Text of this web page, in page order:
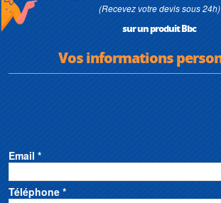
(Recevez votre devis sous 24h)
sur un produit Bbc
Vos informations
Email *
Téléphone *